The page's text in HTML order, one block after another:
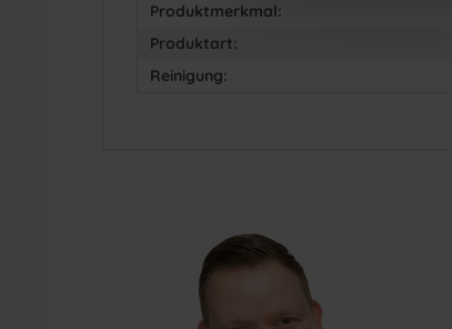
Produktmerkmal:
Produktart:
Reinigung: